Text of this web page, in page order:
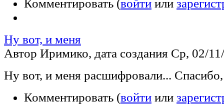
Комментировать (войти или
Ну вот, и меня
Автор Иримико, дата создания Ср, 02/
Ну вот, и меня расшифровали...
Комментировать (войти или